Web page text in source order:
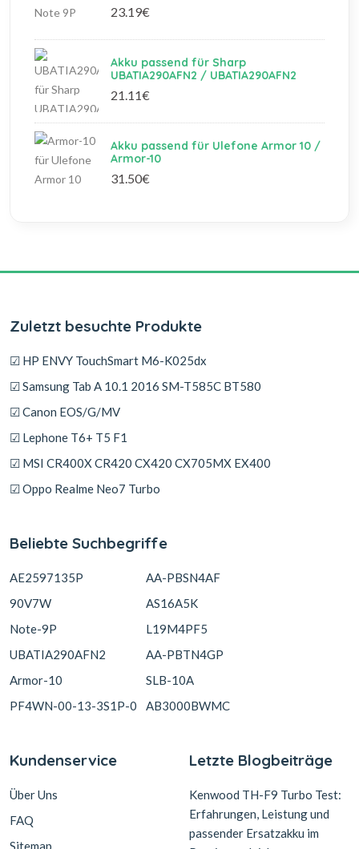
23.19€
Akku passend für Sharp
UBATIA290AFN2 / UBATIA290AFN2
21.11€
Akku passend für Ulefone Armor 10 /
Armor-10
31.50€
Zuletzt besuchte Produkte
☑ HP ENVY TouchSmart M6-K025dx
☑ Samsung Tab A 10.1 2016 SM-T585C BT580
☑ Canon EOS/G/MV
☑ Lephone T6+ T5 F1
☑ MSI CR400X CR420 CX420 CX705MX EX400
☑ Oppo Realme Neo7 Turbo
Beliebte Suchbegriffe
AE2597135P
90V7W
Note-9P
UBATIA290AFN2
Armor-10
PF4WN-00-13-3S1P-0
AA-PBSN4AF
AS16A5K
L19M4PF5
AA-PBTN4GP
SLB-10A
AB3000BWMC
Kundenservice
Über Uns
FAQ
Sitemap
Letzte Blogbeiträge
Kenwood TH-F9 Turbo Test:
Erfahrungen, Leistung und
passender Ersatzakku im